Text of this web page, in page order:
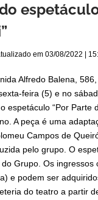
em 03/08/2022 |
Alfredo Balena,
feira (5) e no
espetáculo “Por Parte
A peça é uma
Campos de
pelo grupo. O
Grupo. Os ingressos
e podem ser
do teatro a partir